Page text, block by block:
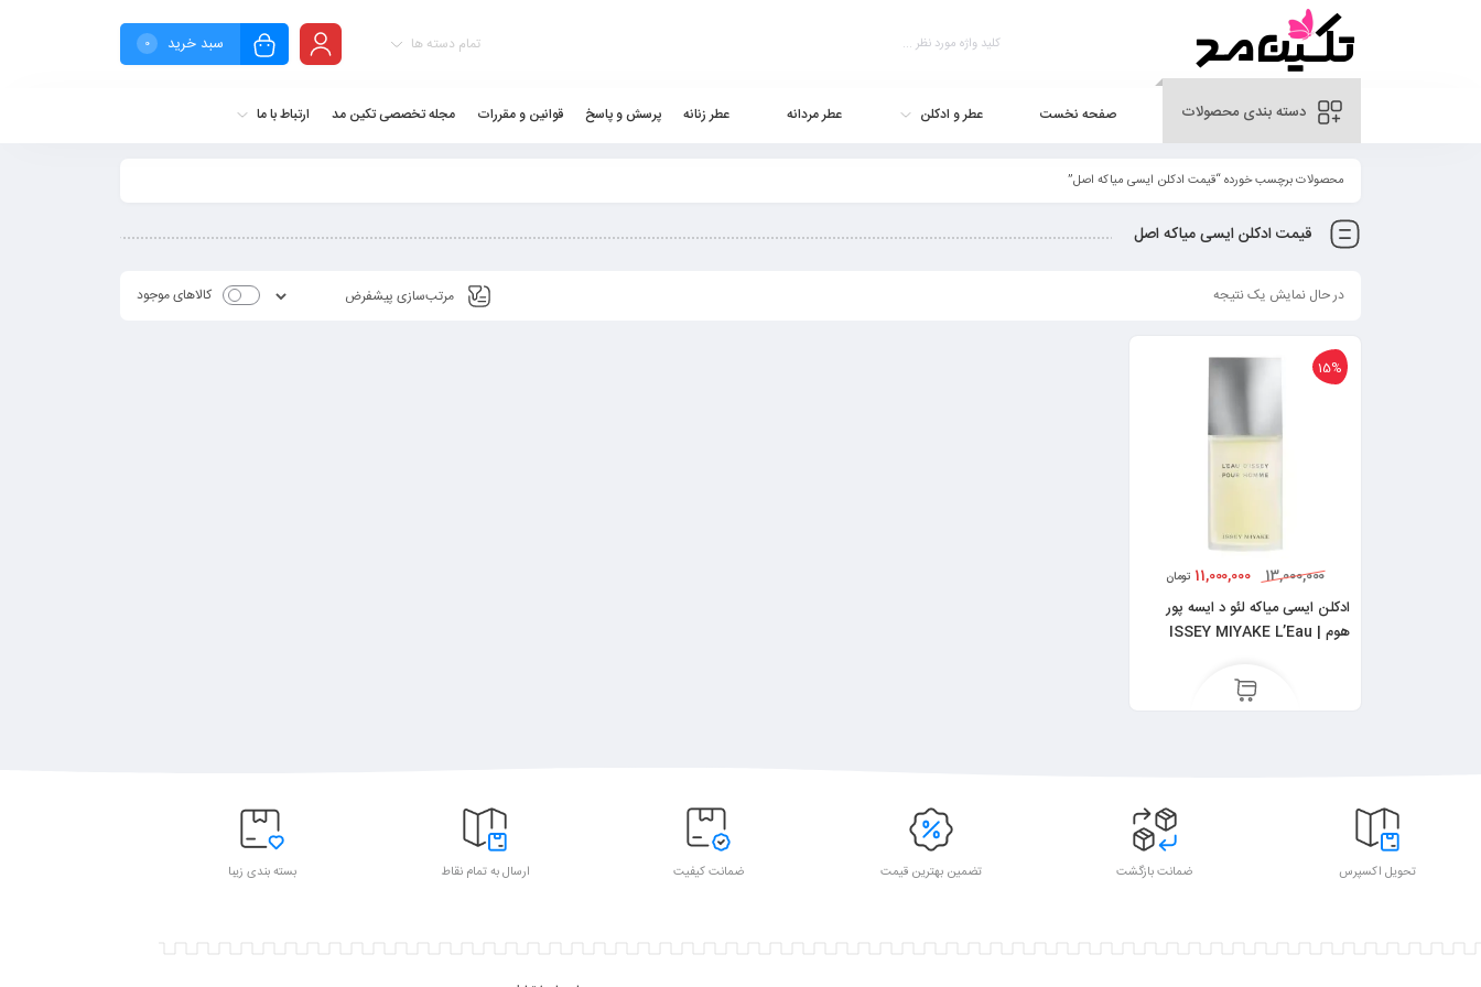
سبد خرید 0 تمام دسته ها
دسته بندی محصولات صفحه نخست عطر و ادکلن عطر مردانه عطر زنانه پرسش و پاسخ قوانین و مقررات مجله تخصصی تکین مد ارتباط با ما
محصولات برچسب خورده “قیمت ادکلن ایسی میاکه اصل”
قیمت ادکلن ایسی میاکه اصل
در حال نمایش یک نتیجه کالاهای موجود
15%
13,000,000
11,000,000 تومان
ادکلن ایسی میاکه لئو د ایسه پور
هوم | ISSEY MIYAKE L’Eau
تحویل اکسپرس ضمانت بازگشت تضمین بهترین قیمت ضمانت کیفیت ارسال به تمام نقاط بسته بندی زیبا